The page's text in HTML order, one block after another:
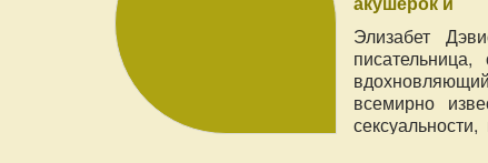
Элизабет
всемирно